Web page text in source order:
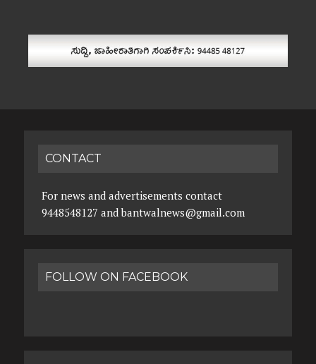
CONTACT
For news and advertisements contact
9448548127 and bantwalnews@gmail.com
FOLLOW ON FACEBOOK